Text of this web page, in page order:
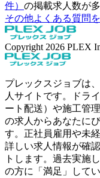
件） の掲載求人数が
その他よくある質問
Copyright 2026 PLEX
プレックスジョブは
人サイトです。ドラ
ート配送）や施工管
の求人からあなたに
す。正社員雇用や未
詳しい求人情報が確
トします。過去実施
の方に「満足」して